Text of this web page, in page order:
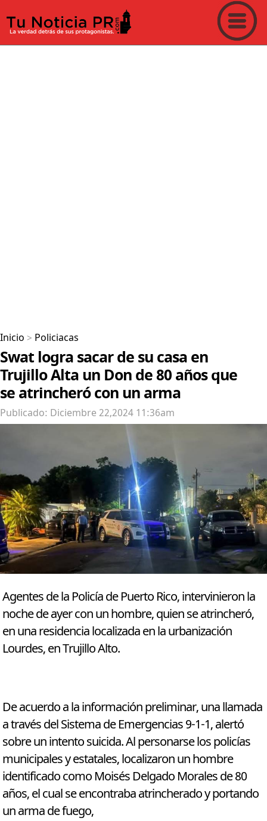
Inicio > Policiacas
Swat logra sacar de su casa en
Trujillo Alta un Don de 80 años que
se atrincheró con un arma
Publicado: Diciembre 22,2024 11:36am
Agentes de la Policía de Puerto Rico, intervinieron la
noche de ayer con un hombre, quien se atrincheró,
en una residencia localizada en la urbanización
Lourdes, en Trujillo Alto.
De acuerdo a la información preliminar, una llamada
a través del Sistema de Emergencias 9-1-1, alertó
sobre un intento suicida. Al personarse los policías
municipales y estatales, localizaron un hombre
identificado como Moisés Delgado Morales de 80
años, el cual se encontraba atrincherado y portando
un arma de fuego,